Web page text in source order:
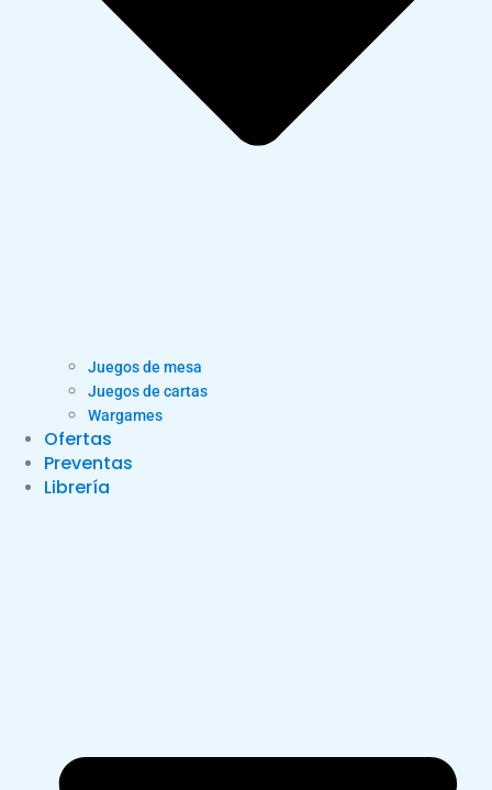
Juegos de mesa
Juegos de cartas
Wargames
Ofertas
Preventas
Librería